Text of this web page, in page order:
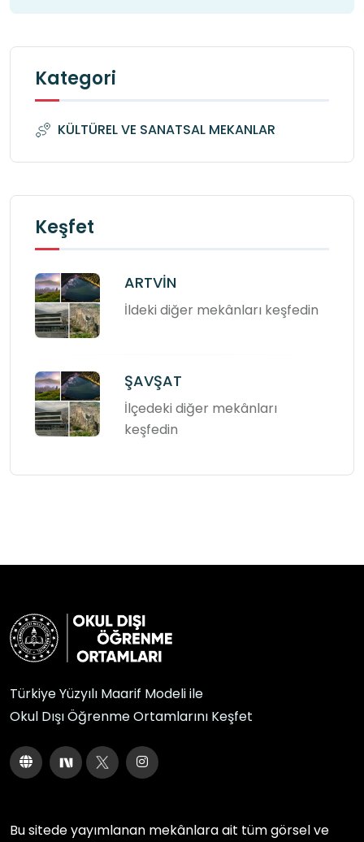
Kategori
KÜLTÜREL VE SANATSAL MEKANLAR
Keşfet
ARTVİN
İldeki diğer mekânları keşfedin
ŞAVŞAT
İlçedeki diğer mekânları
keşfedin
Türkiye Yüzyılı Maarif Modeli ile
Okul Dışı Öğrenme Ortamlarını Keşfet
Bu sitede yayımlanan mekânlara ait tüm görsel ve